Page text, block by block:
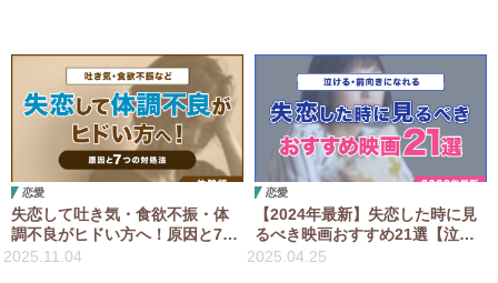
恋愛
失恋して吐き気・食欲不振・体
調不良がヒドい方へ！原因と7つ
の対処法【体験談】
2025.11.04
恋愛
【2024年最新】失恋した時に見
るべき映画おすすめ21選【泣け
る・前向きになれる】
2025.04.25